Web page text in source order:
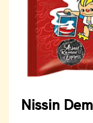
Nissin